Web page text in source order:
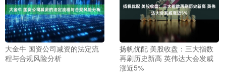
大金牛 国资公司减资的法定流
程与合规风险分析
扬帆优配 美股收盘：三大指数
再刷历史新高 英伟达大会发威
涨近5%